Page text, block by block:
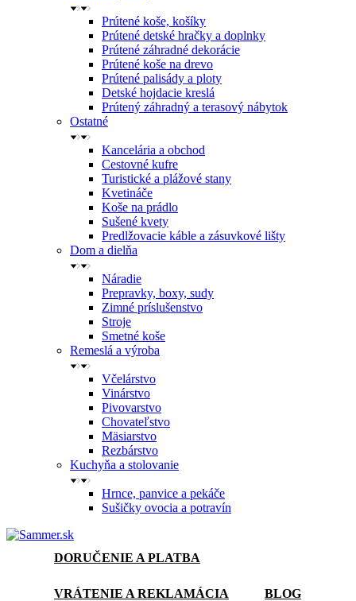
Prútené koše, košíky
Prútené detské hračky a doplnky
Prútené záhradné dekorácie
Prútené koše na drevo
Prútené palisády a ploty
Detské hojdacie kreslá
Prútený záhradný a terasový nábytok
Ostatné
Kancelária a obchod
Cestovné kufre
Turistické a plážové stany
Kvetináče
Koše na prádlo
Sušené kvety
Predlžovacie káble a zásuvkové lišty
Dom a dielňa
Náradie
Prepravky, boxy, sudy
Zimné príslušenstvo
Stroje
Smetné koše
Remeslá a výroba
Včelárstvo
Vinárstvo
Pivovarstvo
Chovateľstvo
Mäsiarstvo
Rezbárstvo
Kuchyňa a stolovanie
Hrnce, panvice a pekáče
Sušičky ovocia a potravín
DORUČENIE A PLATBA
VRÁTENIE A REKLAMÁCIA BLOG